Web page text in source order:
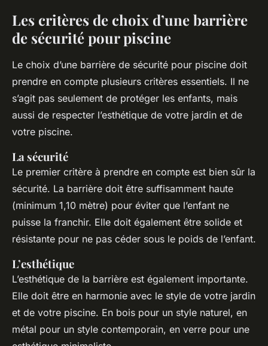
Les critères de choix d’une barrière
de sécurité pour piscine
Le choix d’une barrière de sécurité pour piscine doit
prendre en compte plusieurs critères essentiels. Il ne
s’agit pas seulement de protéger les enfants, mais
aussi de respecter l’esthétique de votre jardin et de
votre piscine.
La sécurité
Le premier critère à prendre en compte est bien sûr la
sécurité. La barrière doit être suffisamment haute
(minimum 1,10 mètre) pour éviter que l’enfant ne
puisse la franchir. Elle doit également être solide et
résistante pour ne pas céder sous le poids de l’enfant.
L’esthétique
L’esthétique de la barrière est également importante.
Elle doit être en harmonie avec le style de votre jardin
et de votre piscine. En bois pour un style naturel, en
métal pour un style contemporain, en verre pour une